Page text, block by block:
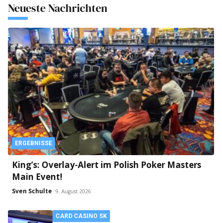
Neueste Nachrichten
ERGEBNISSE
King’s: Overlay-Alert im Polish Poker Masters
Main Event!
Sven Schulte 9. August 2026
CARD CASINO SK